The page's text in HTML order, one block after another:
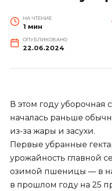
НА ЧТЕНИЕ
1 мин
ОПУБЛИКОВАНО
22.06.2024
В этом году уборочная
началась раньше
из-за жары и засухи.
Первые убранные
урожайность главной
озимой пшеницы — в
в прошлом году на 25